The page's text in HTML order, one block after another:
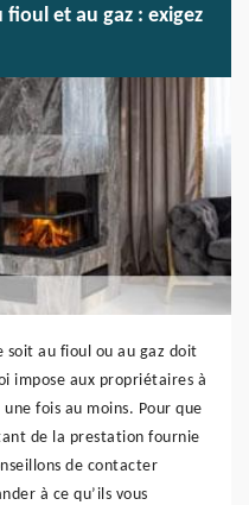
et au gaz : exigez
soit au fioul ou au gaz doit
impose aux propriétaires à
fois au moins. Pour que
de la prestation fournie
de contacter
à ce qu’ils vous